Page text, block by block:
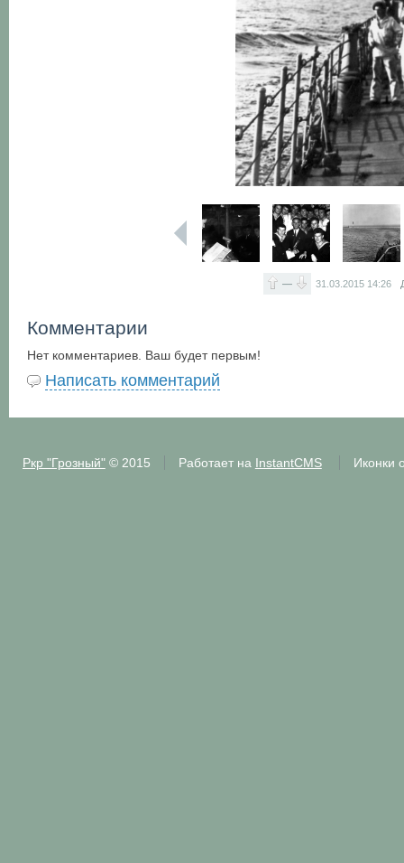
— 31.03.2015 14:26
Комментарии
Нет комментариев. Ваш будет первым!
Написать комментарий
Ркр "Грозный"© 2015 Работает на InstantCMS Иконки